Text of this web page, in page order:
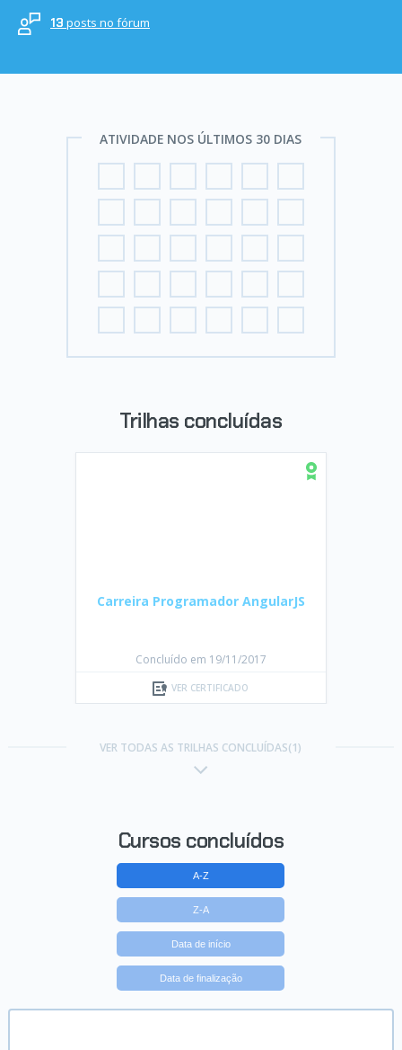
13 posts no fórum
ATIVIDADE NOS ÚLTIMOS 30 DIAS
Trilhas concluídas
Carreira Programador AngularJS
Concluído em 19/11/2017
VER CERTIFICADO
VER TODAS AS TRILHAS CONCLUÍDAS(1)
Cursos concluídos
A-Z
Z-A
Data de início
Data de finalização